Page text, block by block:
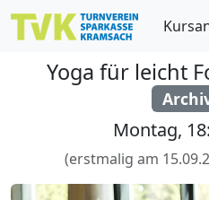
Skip to main content
Yoga für leicht
Montag,
(erstmalig am